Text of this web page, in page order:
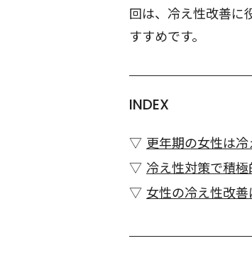
回は、冷え性改善に
すすめです。
INDEX
更年期の女性は
冷え性対策で積
女性の冷え性改